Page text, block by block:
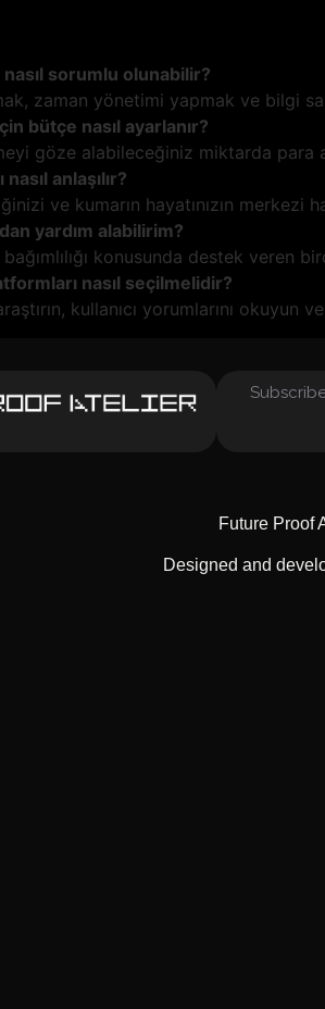
sorumlu olunabilir?
zaman yönetimi yapmak ve bilgi
bütçe nasıl ayarlanır?
göze alabileceğiniz miktarda para
nasıl anlaşılır?
ve kumarın hayatınızın merkezi
yardım alabilirim?
konusunda destek veren
nasıl seçilmelidir?
kullanıcı yorumlarını okuyun
Future Proof
Designed and